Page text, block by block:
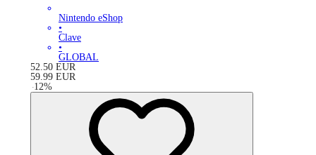
Nintendo eShop
•
Clave
•
GLOBAL
52.50 EUR
59.99 EUR
-12%